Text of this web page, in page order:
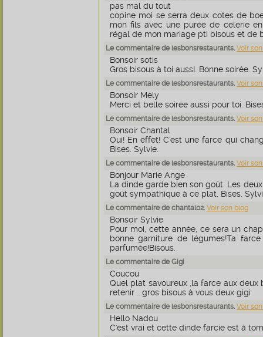
pas mal du tout
copine moi se serra deux cotes de
mon fils avec une purée de celerie
régal de mon mariage pti bisous et de
Le commentaire de lesbonsrestaurants. Voir
Bonsoir sotis
Gros bisous à toi aussI. Bonne soirée.
Le commentaire de lesbonsrestaurants. Voir
Bonsoir Mely
Merci et belle soirée aussi pour toi.
Le commentaire de lesbonsrestaurants. Voir
Bonsoir Chantal
Oui! En effet! C'est une farce qui
Bises. Sylvie.
Le commentaire de lesbonsrestaurants. Voir
Bonjour Marie Ange
La dinde garde bien son goût. Les
goût sympathique à ce plat. Bises.
Le commentaire de chantal02. Voir son blog
Bonsoir Sylvie
Pour moi, cette année, ce sera un
bonne garniture de légumes!Ta
parfumée!Bisous.
Le commentaire de Gigi
Coucou
Quel plat savoureux ,la farce aux
retenir ...gros bisous à vous deux gigi
Le commentaire de lesbonsrestaurants. Voir
Hello Nadou
C'est vrai et cette dinde farcie est à